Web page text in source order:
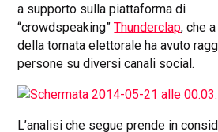
a supporto sulla piattaforma di
“crowdspeaking”Thunderclap, che
della tornata elettorale ha avuto
persone su diversi canali social.
L’analisi che segue prende in